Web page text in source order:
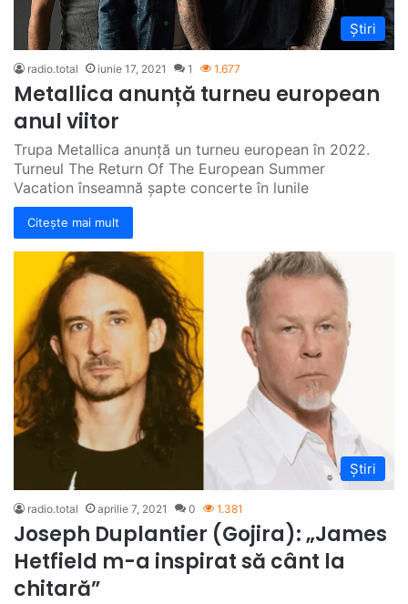
Știri
radio.total iunie 17, 2021 1 1.677
Metallica anunță turneu european
anul viitor
Trupa Metallica anunță un turneu european în 2022.
Turneul The Return Of The European Summer
Vacation înseamnă șapte concerte în lunile
Citește mai mult
Știri
radio.total aprilie 7, 2021 0 1.381
Joseph Duplantier (Gojira): „James
Hetfield m-a inspirat să cânt la
chitară”